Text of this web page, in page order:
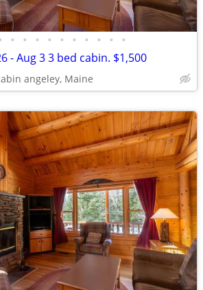
• • • • • • • • • •
- Aug 3 3 bed cabin. $1,500
angeley, Maine